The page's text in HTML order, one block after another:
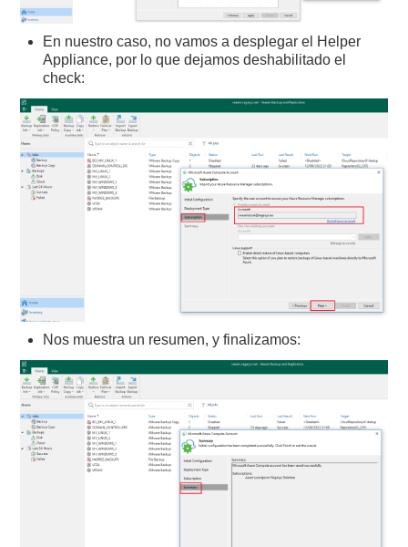
En nuestro caso, no vamos a desplegar el Helper
Appliance, por lo que dejamos deshabilitado el
check:
Nos muestra un resumen, y finalizamos: